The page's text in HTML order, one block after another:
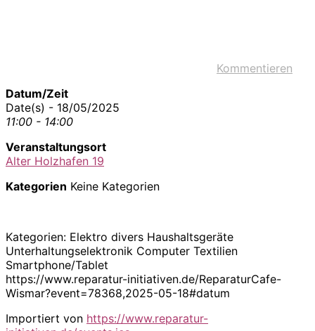
Kommentieren
Datum/Zeit
Date(s) - 18/05/2025
11:00 - 14:00
Veranstaltungsort
Alter Holzhafen 19
Kategorien Keine Kategorien
Kategorien: Elektro divers Haushaltsgeräte
Unterhaltungselektronik Computer Textilien
Smartphone/Tablet
https://www.reparatur-initiativen.de/ReparaturCafe-
Wismar?event=78368,2025-05-18#datum
Importiert von https://www.reparatur-